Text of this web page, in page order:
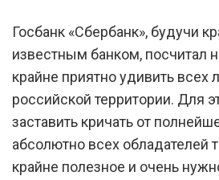
Госбанк «Сбербанк», будучи
известным банком, посчитал
крайне приятно удивить
российской территории. Для
заставить кричать от
абсолютно всех обладателей
крайне полезное и очень